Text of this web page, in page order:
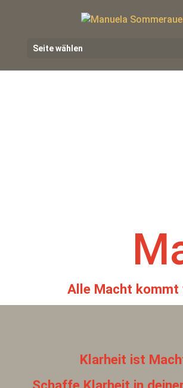
Seite wählen
Alle Macht kommt
Klarheit ist